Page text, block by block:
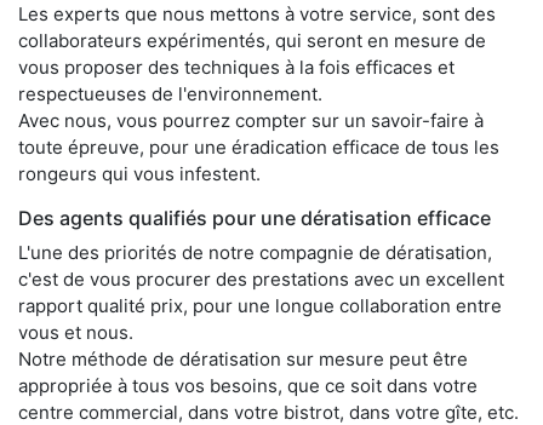
Les experts que nous mettons à votre service, sont des
collaborateurs expérimentés, qui seront en mesure de
vous proposer des techniques à la fois efficaces et
respectueuses de l'environnement.
Avec nous, vous pourrez compter sur un savoir-faire à
toute épreuve, pour une éradication efficace de tous les
rongeurs qui vous infestent.
Des agents qualifiés pour une dératisation efficace
L'une des priorités de notre compagnie de dératisation,
c'est de vous procurer des prestations avec un excellent
rapport qualité prix, pour une longue collaboration entre
vous et nous.
Notre méthode de dératisation sur mesure peut être
appropriée à tous vos besoins, que ce soit dans votre
centre commercial, dans votre bistrot, dans votre gîte, etc.